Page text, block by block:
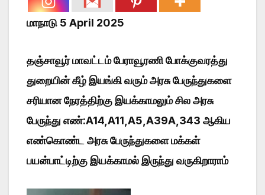
மாநாடு 5 April 2025
தஞ்சாவூர் மாவட்டம் பேராவூரணி போக்குவரத்து
துறையின் கீழ் இயங்கி வரும் அரசு பேருந்துகளை
சரியான நேரத்திற்கு இயக்காமலும் சில அரசு
பேருந்து எண்:A14,A11,A5,A39A,343 ஆகிய
எண்கொண்ட அரசு பேருந்துகளை மக்கள்
பயன்பாட்டிற்கு இயக்காமல் இருந்து வருகிறாராம்